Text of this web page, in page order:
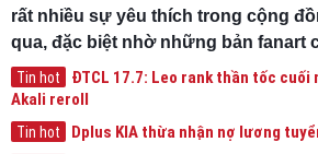
rất nhiều sự yêu thích trong cộng
qua, đặc biệt nhờ những bản fanart
Tin hot
ĐTCL 17.7: Leo rank thần tốc cuối
Akali reroll
Tin hot Dplus KIA thừa nhận nợ lương